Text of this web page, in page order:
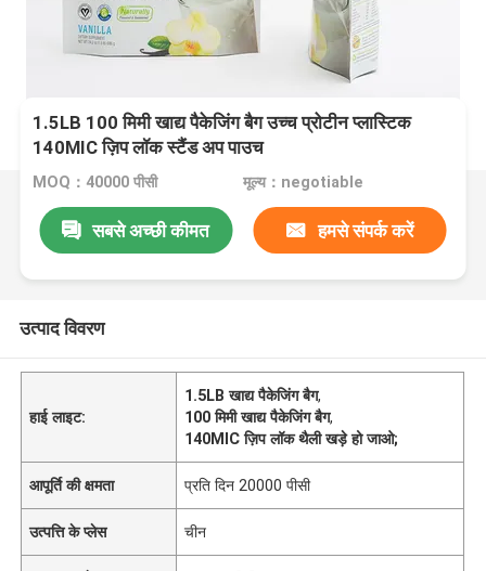
1.5LB 100 मिमी खाद्य पैकेजिंग बैग उच्च प्रोटीन प्लास्टिक
140MIC ज़िप लॉक स्टैंड अप पाउच
MOQ：40000 पीसी मूल्य：negotiable
सबसे अच्छी कीमत हमसे संपर्क करें
उत्पाद विवरण
हाई लाइट:
1.5LB खाद्य पैकेजिंग बैग,
100 मिमी खाद्य पैकेजिंग बैग,
140MIC ज़िप लॉक थैली खड़े हो जाओ;
आपूर्ति की क्षमता प्रति दिन 20000 पीसी
उत्पत्ति के प्लेस चीन